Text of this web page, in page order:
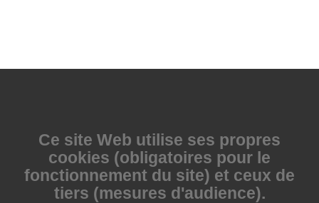
Ce site Web utilise ses propres
cookies (obligatoires pour le
fonctionnement du site) et ceux de
tiers (mesures d'audience).